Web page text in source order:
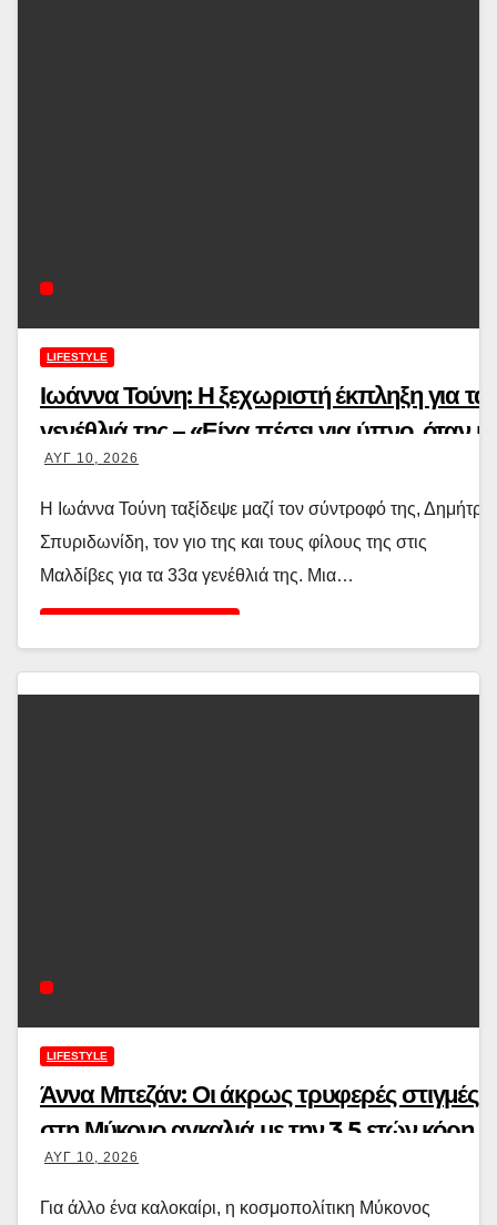
LIFESTYLE
Ιωάννα Τούνη: Η ξεχωριστή έκπληξη για τα
γενέθλιά της – «Είχα πέσει για ύπνο, όταν
φώναξαν να βγω έξω»
ΑΥΓ 10, 2026
Η Ιωάννα Τούνη ταξίδεψε μαζί τον σύντροφό της, Δημήτρη
Σπυριδωνίδη, τον γιο της και τους φίλους της στις
Μαλδίβες για τα 33α γενέθλιά της. Μια…
LIFESTYLE
Άννα Μπεζάν: Οι άκρως τρυφερές στιγμές
στη Μύκονο αγκαλιά με την 3,5 ετών κόρη
της και η πρόταση γάμ
ΑΥΓ 10, 2026
Για άλλο ένα καλοκαίρι, η κοσμοπολίτικη Μύκονος